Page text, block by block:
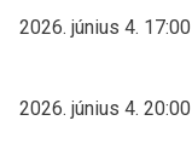
2026. június 4. 17:00
2026. június 4. 20:00